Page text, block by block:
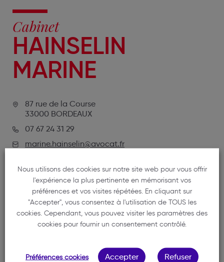
Cabinet
HAINSELIN
MARINE
87 rue de la Course
33000 BORDEAUX
07 67 24 31 29
marine.hainselin@avocat.fr
NOTRE MEMBRE
Nous utilisons des cookies sur notre site web pour vous offrir
l'expérience la plus pertinente en mémorisant vos
préférences et vos visites répétées. En cliquant sur
"Accepter", vous consentez à l'utilisation de TOUS les
cookies. Cependant, vous pouvez visiter les paramètres des
cookies pour fournir un consentement contrôlé.
Préférences cookies Accepter Refuser